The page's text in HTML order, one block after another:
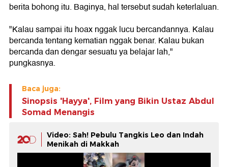
berita bohong itu. Baginya, hal tersebut sudah keterlaluan.
"Kalau sampai itu hoax nggak lucu bercandannya. Kalau
bercanda tentang kematian nggak benar. Kalau bukan
bercanda dan dengar sesuatu ya belajar lah,"
pungkasnya.
Baca juga:
Sinopsis 'Hayya', Film yang Bikin Ustaz Abdul
Somad Menangis
Video: Sah! Pebulu Tangkis Leo dan Indah
Menikah di Makkah